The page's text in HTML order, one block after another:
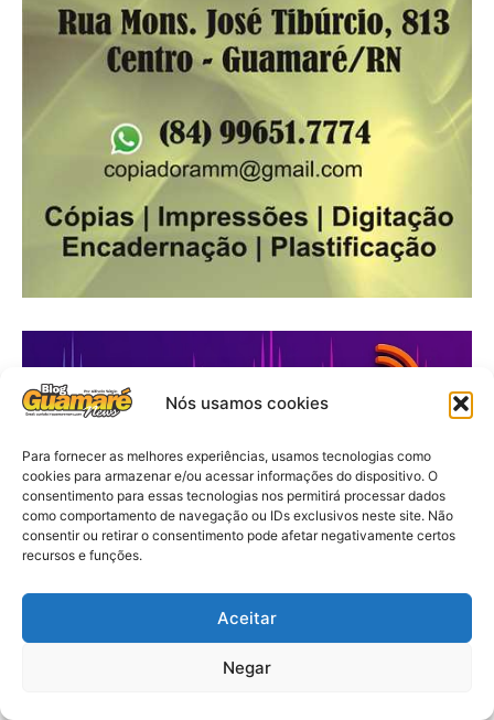
Nós usamos cookies
Para fornecer as melhores experiências, usamos tecnologias como
cookies para armazenar e/ou acessar informações do dispositivo. O
consentimento para essas tecnologias nos permitirá processar dados
como comportamento de navegação ou IDs exclusivos neste site. Não
consentir ou retirar o consentimento pode afetar negativamente certos
recursos e funções.
Aceitar
Negar